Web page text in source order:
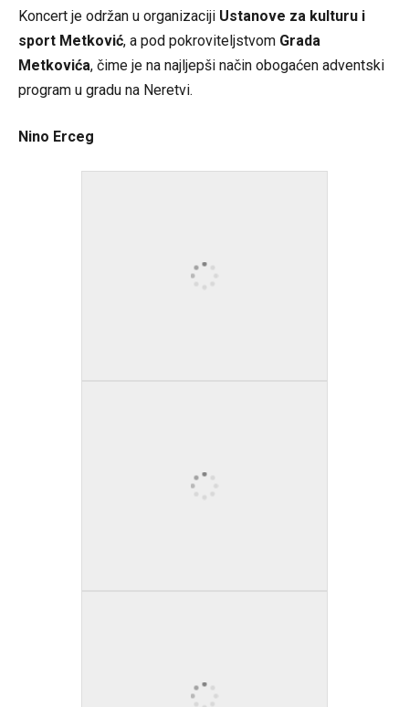
Koncert je održan u organizaciji Ustanove za kulturu i
sport Metković, a pod pokroviteljstvom Grada
Metkovića, čime je na najljepši način obogaćen adventski
program u gradu na Neretvi.
Nino Erceg